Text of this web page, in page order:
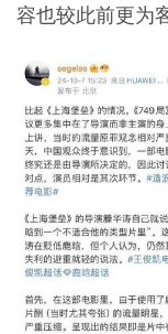
容也较此前更为